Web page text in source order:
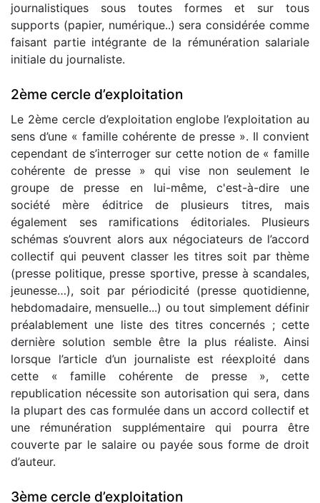
journalistiques sous toutes formes et sur tous
supports (papier, numérique..) sera considérée comme
faisant partie intégrante de la rémunération salariale
initiale du journaliste.
2ème cercle d’exploitation
Le 2ème cercle d’exploitation englobe l’exploitation au
sens d’une « famille cohérente de presse ». Il convient
cependant de s’interroger sur cette notion de « famille
cohérente de presse » qui vise non seulement le
groupe de presse en lui-même, c'est-à-dire une
société mère éditrice de plusieurs titres, mais
également ses ramifications éditoriales. Plusieurs
schémas s’ouvrent alors aux négociateurs de l’accord
collectif qui peuvent classer les titres soit par thème
(presse politique, presse sportive, presse à scandales,
jeunesse…), soit par périodicité (presse quotidienne,
hebdomadaire, mensuelle...) ou tout simplement définir
préalablement une liste des titres concernés ; cette
dernière solution semble être la plus réaliste. Ainsi
lorsque l’article d’un journaliste est réexploité dans
cette « famille cohérente de presse », cette
republication nécessite son autorisation qui sera, dans
la plupart des cas formulée dans un accord collectif et
une rémunération supplémentaire qui pourra être
couverte par le salaire ou payée sous forme de droit
d’auteur.
3ème cercle d’exploitation